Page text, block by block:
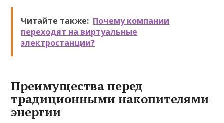
Читайте также: Почему компании
переходят на виртуальные
электростанции?
Преимущества перед
традиционными накопителями
энергии